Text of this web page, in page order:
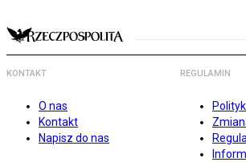
KONTAKT
O nas
Kontakt
Napisz do nas
REGULAMIN